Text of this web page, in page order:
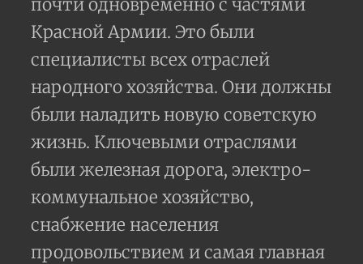
почти одновременно с частями
Красной Армии. Это были
специалисты всех отраслей
народного хозяйства. Они должны
были наладить новую советскую
жизнь. Ключевыми отраслями
были железная дорога, электро-
коммунальное хозяйство,
снабжение населения
продовольствием и самая главная